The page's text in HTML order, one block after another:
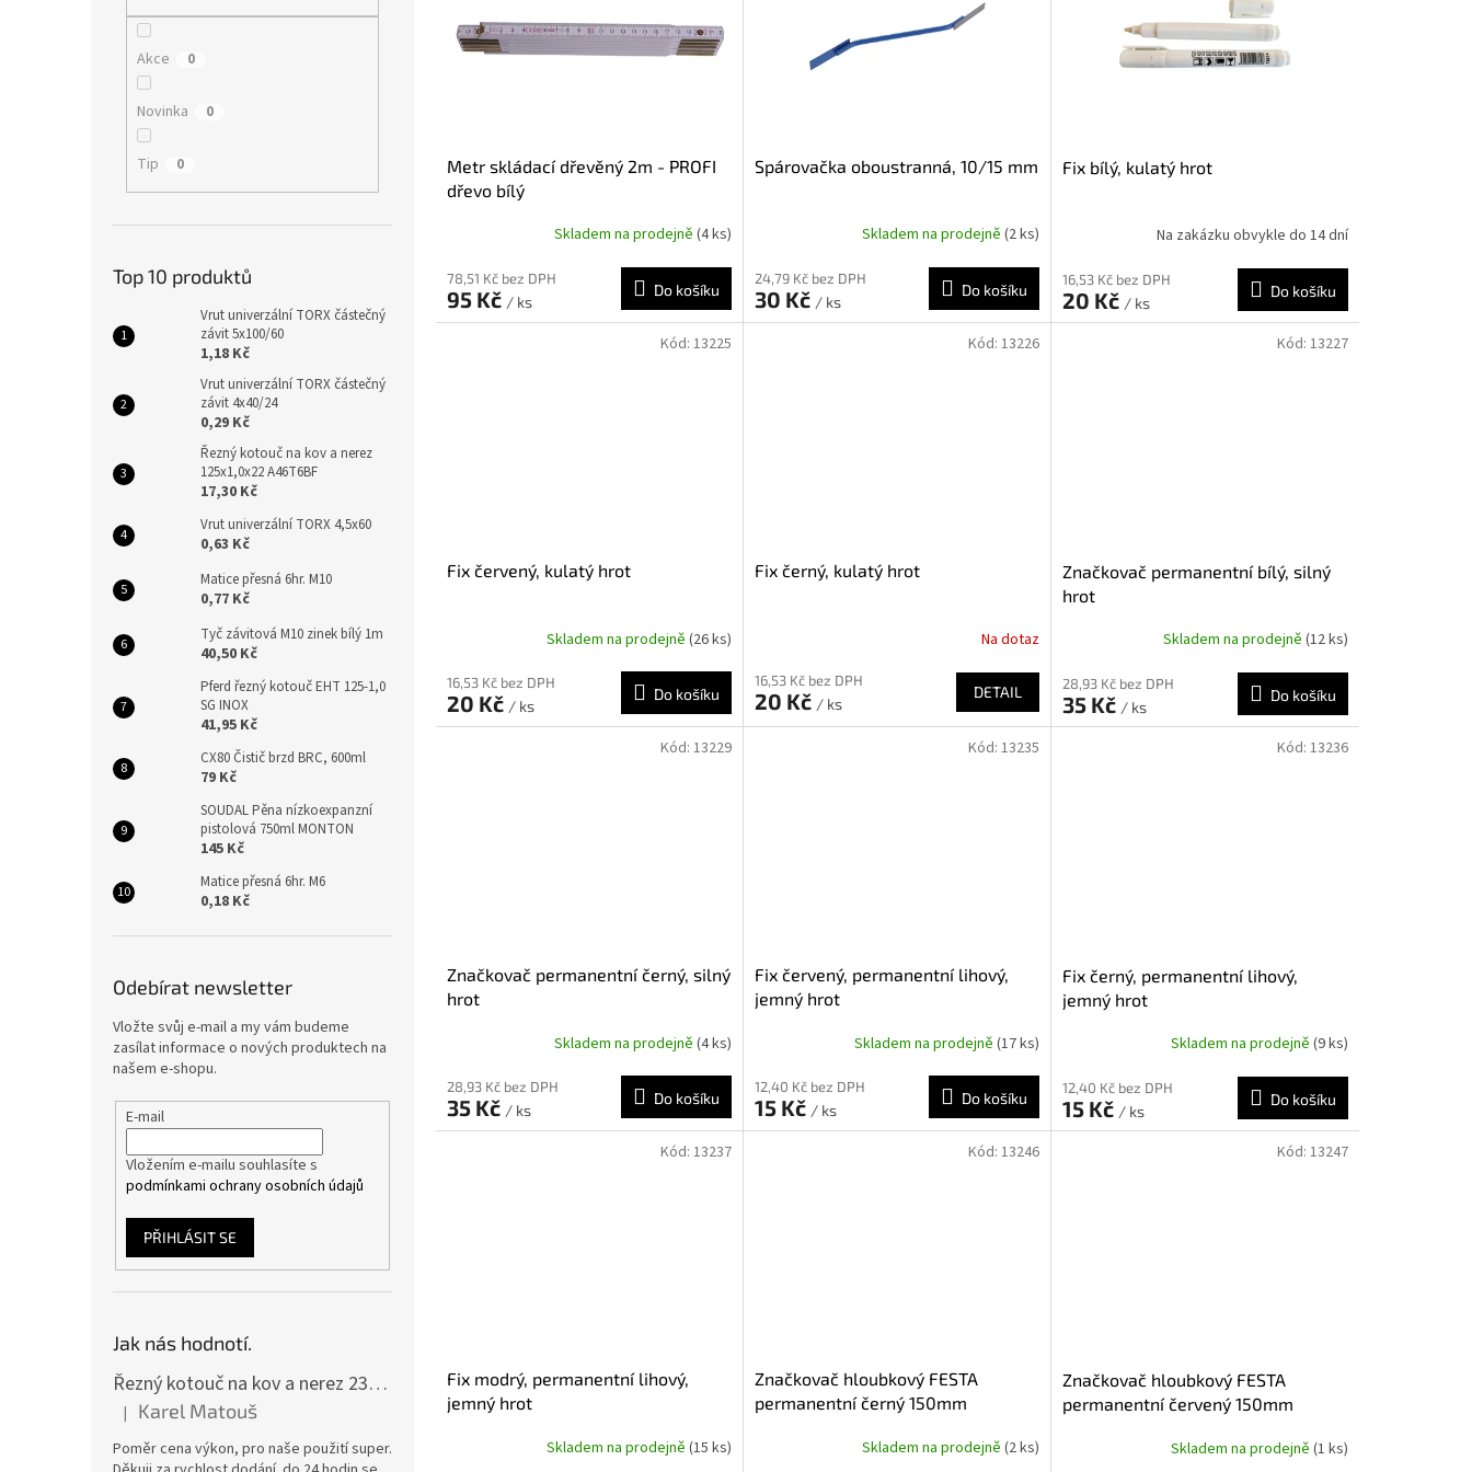
Akce 0
Novinka 0
Tip 0
Top 10 produktů
Vrut univerzální TORX částečný
závit 5x100/60
1,18 Kč
Vrut univerzální TORX částečný
závit 4x40/24
0,29 Kč
Řezný kotouč na kov a nerez
125x1,0x22 A46T6BF
17,30 Kč
Vrut univerzální TORX 4,5x60
0,63 Kč
Matice přesná 6hr. M10
0,77 Kč
Tyč závitová M10 zinek bílý 1m
40,50 Kč
Pferd řezný kotouč EHT 125-1,0
SG INOX
41,95 Kč
CX80 Čistič brzd BRC, 600ml
79 Kč
SOUDAL Pěna nízkoexpanzní
pistolová 750ml MONTON
145 Kč
Matice přesná 6hr. M6
0,18 Kč
Odebírat newsletter
Vložte svůj e-mail a my vám budeme
zasílat informace o nových produktech na
našem e-shopu.
E-mail
Vložením e-mailu souhlasíte s
podmínkami ochrany osobních údajů
PŘIHLÁSIT SE
Jak nás hodnotí.
Řezný kotouč na kov a nerez 230x2,0x22 A46T6BF, balení 25ks
Hodnocení produktu je 5 z 5 hvězdiček.
| Karel Matouš
Poměr cena výkon, pro naše použití super.
Metr skládací dřevěný 2m - PROFI
dřevo bílý
Skladem na prodejně (4 ks)
78,51 Kč bez DPH
95 Kč / ks
Do košíku
Spárovačka oboustranná, 10/15 mm
Skladem na prodejně (2 ks)
24,79 Kč bez DPH
30 Kč / ks
Do košíku
Fix bílý, kulatý hrot
Na zakázku obvykle do 14 dní
16,53 Kč bez DPH
20 Kč / ks
Do košíku
Fix červený, kulatý hrot
Skladem na prodejně (26 ks)
16,53 Kč bez DPH
20 Kč / ks
Do košíku
Kód: 13225
Fix černý, kulatý hrot
Na dotaz
16,53 Kč bez DPH
20 Kč / ks
DETAIL
Kód: 13226
Značkovač permanentní bílý, silný
hrot
Skladem na prodejně (12 ks)
28,93 Kč bez DPH
35 Kč / ks
Do košíku
Kód: 13227
Značkovač permanentní černý, silný
hrot
Skladem na prodejně (4 ks)
28,93 Kč bez DPH
35 Kč / ks
Do košíku
Kód: 13229
Fix červený, permanentní lihový,
jemný hrot
Skladem na prodejně (17 ks)
12,40 Kč bez DPH
15 Kč / ks
Do košíku
Kód: 13235
Fix černý, permanentní lihový,
jemný hrot
Skladem na prodejně (9 ks)
12,40 Kč bez DPH
15 Kč / ks
Do košíku
Kód: 13236
Fix modrý, permanentní lihový,
jemný hrot
Skladem na prodejně (15 ks)
Kód: 13237
Značkovač hloubkový FESTA
permanentní černý 150mm
Skladem na prodejně (2 ks)
Kód: 13246
Značkovač hloubkový FESTA
permanentní červený 150mm
Skladem na prodejně (1 ks)
Kód: 13247